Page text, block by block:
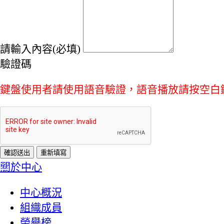
請輸入內容(必填)
驗證碼
鍵盤使用者請使用語音驗證，語音播放請按空白
:::
關於中心
中心概況
組織成員